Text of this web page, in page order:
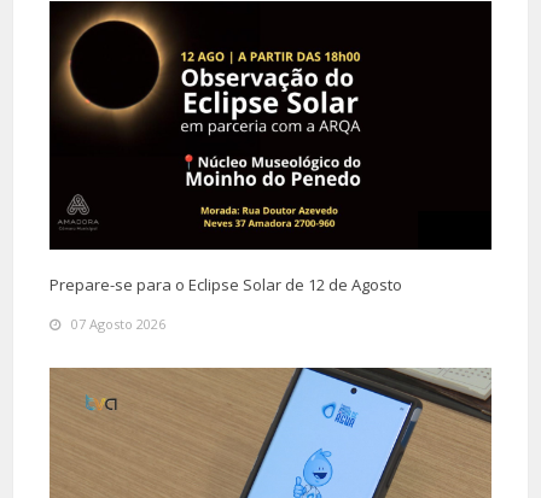
Prepare-se para o Eclipse Solar de 12 de Agosto
07 Agosto 2026